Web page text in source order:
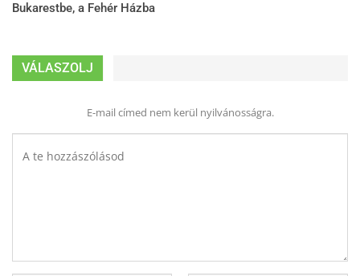
Bukarestbe, a Fehér Házba
VÁLASZOLJ
E-mail címed nem kerül nyilvánosságra.